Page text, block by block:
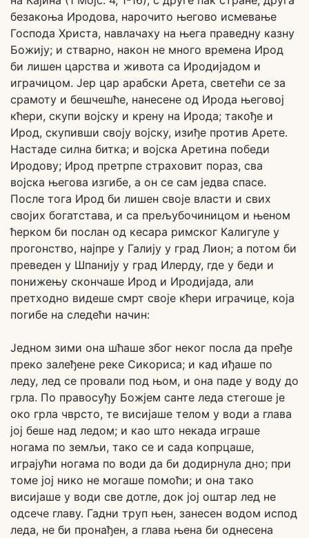
безакоња Иродова, нарочито његово исмевање
Господа Христа, навлачаху на њега праведну казну
Божију; и стварно, након не много времена Ирод
би лишен царства и живота са Иродијадом и
играчицом. Јер цар арабски Арета, светећи се за
срамоту и бешчешће, нанесене од Ирода његовој
кћери, скупи војску и крену на Ирода; такође и
Ирод, скупивши своју војску, изиђе против Арете.
Настаде силна битка; и војска Аретина победи
Иродову; Ирод претрпе страховит пораз, сва
војска његова изгибе, а он се сам једва спасе.
После тога Ирод би лишен своје власти и свих
својих богатстава, и са прељубочиницом и њеном
ћерком би послан од кесара римског Калигуле у
прогонство, најпре у Галију у град Лион; а потом би
преведен у Шпанију у град Илерду, где у беди и
понижењу скончаше Ирод и Иродијада, али
претходно видеше смрт своје кћери играчице, која
погибе на следећи начин:
Једном зими она шћаше због неког посла да пређе
преко залеђене реке Сикориса; и кад иђаше по
леду, лед се провали под њом, и она паде у воду до
грла. По правосуђу Божјем санте леда стегоше је
око грла чврсто, те висијаше телом у води а глава
јој беше над ледом; и као што некада играше
ногама по земљи, тако се и сада копрцаше,
играјући ногама по води да би додирнула дно; при
томе јој нико не могаше помоћи; и она тако
висијаше у води све дотле, док јој оштар лед не
одсече главу. Гадни труп њен, занесен водом испод
леда, не би пронађен, а глава њена би однесена